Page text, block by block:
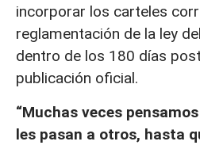
incorporar los carteles
reglamentación de la ley
dentro de los 180 días
publicación oficial.
“Muchas veces
les pasan a otros, hasta